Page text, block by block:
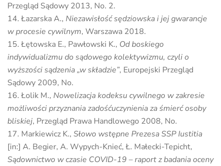
Przegląd Sądowy 2013, No. 2.
Łazarska A., Niezawisłość sędziowska i jej gwarancje
w procesie cywilnym, Warszawa 2018.
Łętowska E., Pawłowski K., Od boskiego
indywidualizmu do sądowego kolektywizmu, czyli o
wyższości sądzenia „w składzie”, Europejski Przegląd
Sądowy 2009, No.
Łolik M., Nowelizacja kodeksu cywilnego w zakresie
możliwości przyznania zadośćuczynienia za śmierć osoby
bliskiej, Przegląd Prawa Handlowego 2008, No.
Markiewicz K., Słowo wstępne Prezesa SSP Iustitia
[in:] A. Begier, A. Wypych-Knieć, Ł. Małecki-Tepicht,
Sądownictwo w czasie COVID-19 – raport z badania oceny